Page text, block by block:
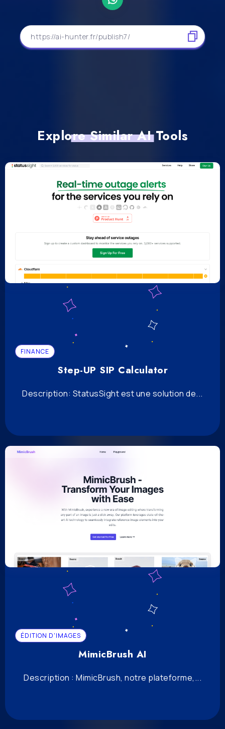
Explore Similar AI Tools
FINANCE
Step-UP SIP Calculator
Description: StatusSight est une solution de...
ÉDITION D'IMAGES
MimicBrush AI
Description : MimicBrush, notre plateforme,...